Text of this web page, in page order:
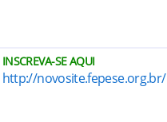
INSCREVA-SE AQUI
http://novosite.fepese.org.br/